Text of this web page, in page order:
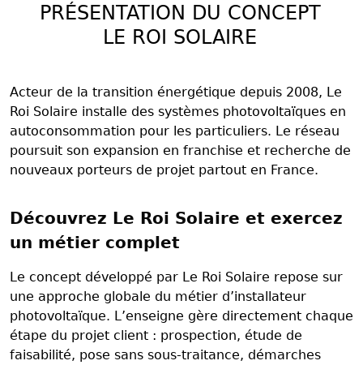
PRÉSENTATION DU CONCEPT
LE ROI SOLAIRE
Acteur de la transition énergétique depuis 2008, Le
Roi Solaire installe des systèmes photovoltaïques en
autoconsommation pour les particuliers. Le réseau
poursuit son expansion en franchise et recherche de
nouveaux porteurs de projet partout en France.
Découvrez Le Roi Solaire et exercez
un métier complet
Le concept développé par Le Roi Solaire repose sur
une approche globale du métier d’installateur
photovoltaïque. L’enseigne gère directement chaque
étape du projet client : prospection, étude de
faisabilité, pose sans sous-traitance, démarches